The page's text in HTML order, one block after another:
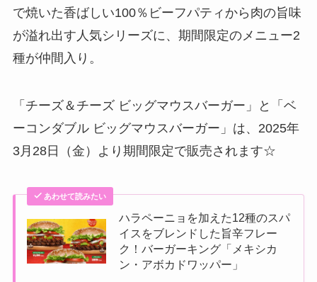
で焼いた香ばしい100％ビーフパティから肉の旨味
が溢れ出す人気シリーズに、期間限定のメニュー2
種が仲間入り。
「チーズ＆チーズ ビッグマウスバーガー」と「ベ
ーコンダブル ビッグマウスバーガー」は、2025年
3月28日（金）より期間限定で販売されます☆
あわせて読みたい
ハラペーニョを加えた12種のスパ
イスをブレンドした旨辛フレー
ク！バーガーキング「メキシカ
ン・アボカドワッパー」